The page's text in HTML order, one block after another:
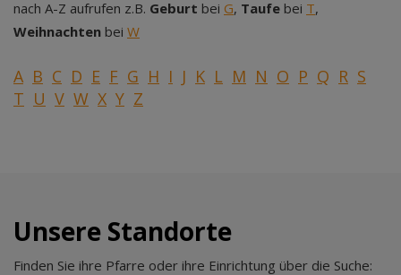
nach A-Z aufrufen z.B. Geburt bei G, Taufe bei T,
Weihnachten bei W
A B C D E F G H I J K L M N O P Q R S
T U V W X Y Z
Unsere Standorte
Finden Sie ihre Pfarre oder ihre Einrichtung über die Suche: